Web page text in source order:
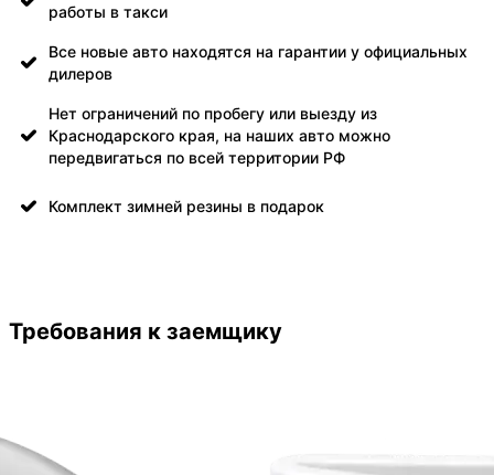
работы в такси
Все новые авто находятся на гарантии у официальных
дилеров
Нет ограничений по пробегу или выезду из
Краснодарского края, на наших авто можно
передвигаться по всей территории РФ
Комплект зимней резины в подарок
Требования к заемщику